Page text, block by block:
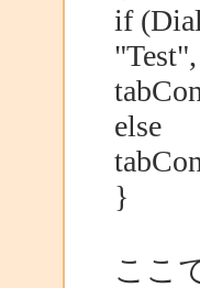
if
else
}
ここ